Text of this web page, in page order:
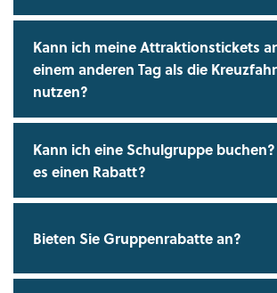
Kann ich meine Attraktionstickets
einem anderen Tag als die
nutzen?
Kann ich eine Schulgruppe
es einen Rabatt?
Bieten Sie Gruppenrabatte an?